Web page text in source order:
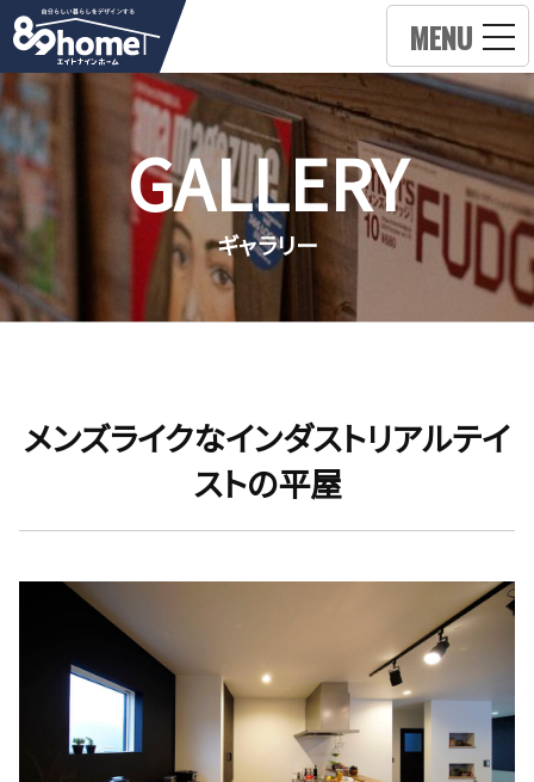
MENU
GALLERY
ギャラリー
メンズライクなインダストリアルテイ
ストの平屋